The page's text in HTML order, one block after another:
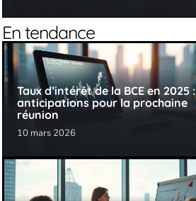
En tendance
Taux d’intérêt de la BCE en 2025 :
anticipations pour la prochaine
réunion
10 mars 2026